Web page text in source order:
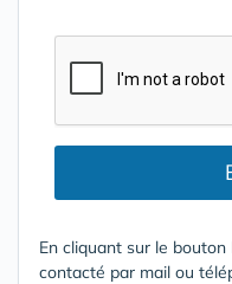
En cliquant sur le bouton
contacté par mail ou